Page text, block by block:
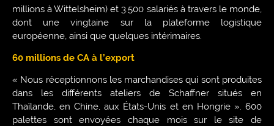
millions à Wittelsheim) et 3.500 salariés à travers le monde,
dont une vingtaine sur la plateforme logistique
européenne, ainsi que quelques intérimaires.
60 millions de CA à l’export
« Nous réceptionnons les marchandises qui sont produites
dans les différents ateliers de Schaffner situés en
Thaïlande, en Chine, aux États-Unis et en Hongrie ». 600
palettes sont envoyées chaque mois sur le site de